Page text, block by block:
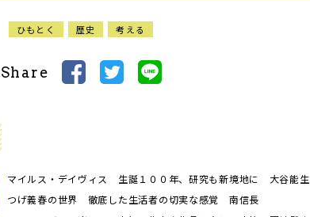
ひもとく 歴史 考える
Share
マイルス・デイヴィス 生誕１００年、研究も新境地に 大谷能生
つげ義春の世界 徹底した生活者の切実な感覚 南信長